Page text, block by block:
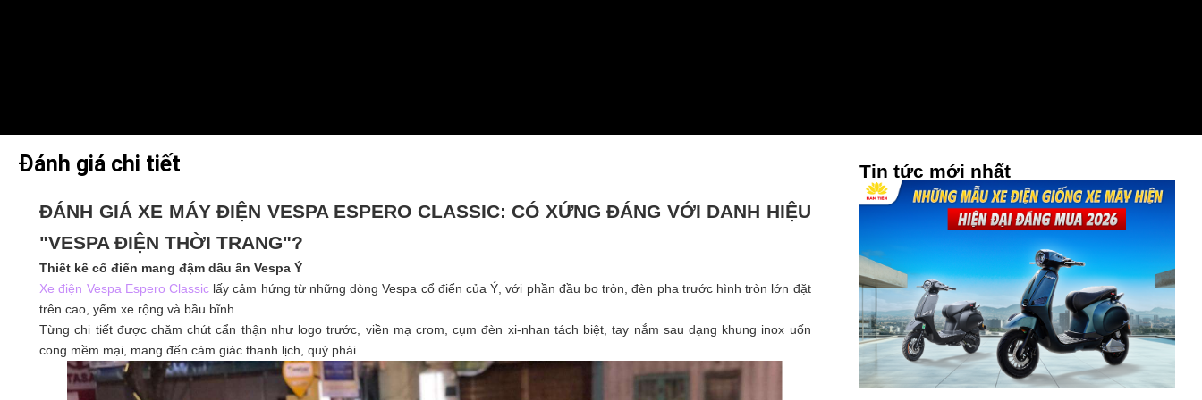
Đánh giá chi tiết
ĐÁNH GIÁ XE MÁY ĐIỆN VESPA ESPERO CLASSIC: CÓ XỨNG ĐÁNG VỚI DANH HIỆU
"VESPA ĐIỆN THỜI TRANG"?
Thiết kế cổ điển mang đậm dấu ấn Vespa Ý
Xe điện Vespa Espero Classiclấy cảm hứng từ những dòng Vespa cổ điển của Ý, với phần đầu bo tròn, đèn pha trước hình tròn lớn đặt
trên cao, yếm xe rộng và bầu bĩnh.
Từng chi tiết được chăm chút cẩn thận như logo trước, viền mạ crom, cụm đèn xi-nhan tách biệt, tay nắm sau dạng khung inox uốn
cong mềm mại, mang đến cảm giác thanh lịch, quý phái.
Tin tức mới nhất